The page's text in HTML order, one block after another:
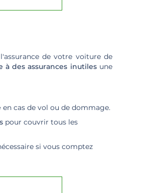
de votre voiture de
à des assurances inutilesune
en cas de vol ou de dommage.
pour couvrir tous les
si vous comptez